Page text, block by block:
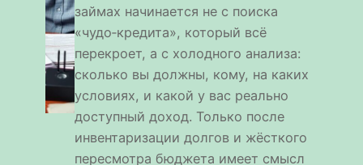
займах начинается не с поиска
«чудо‑кредита», который всё
перекроет, а с холодного анализа:
сколько вы должны, кому, на каких
условиях, и какой у вас реально
доступный доход. Только после
инвентаризации долгов и жёсткого
пересмотра бюджета имеет смысл